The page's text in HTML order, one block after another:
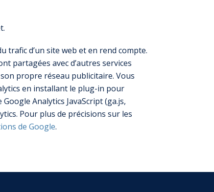
trafic d’un site web et en rend compte.
partagées avec d’autres services
propre réseau publicitaire. Vous
en installant le plug-in pour
Analytics JavaScript (ga.js,
Pour plus de précisions sur les
de Google.